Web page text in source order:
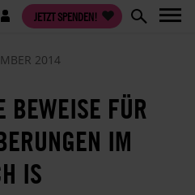
JETZT SPENDEN!
2014
BEWEISE FÜR
IM
IS